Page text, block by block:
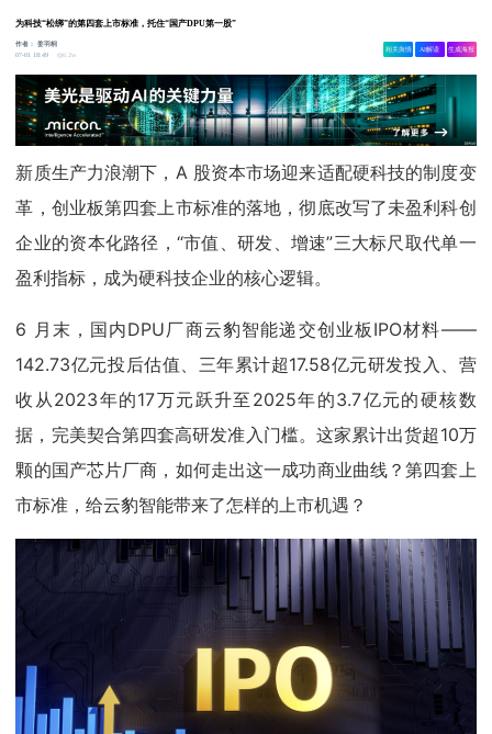
为科技“松绑”的第四套上市标准，托住“国产DPU第一股”
作者：姜羽桐
07-01 18:49
6.2w
相关舆情 AI解读 生成海报
新质生产力浪潮下，A 股资本市场迎来适配硬科技的制度变
革，创业板第四套上市标准的落地，彻底改写了未盈利科创
企业的资本化路径，“市值、研发、增速”三大标尺取代单一
盈利指标，成为硬科技企业的核心逻辑。
6 月末，国内DPU厂商云豹智能递交创业板IPO材料——
142.73亿元投后估值、三年累计超17.58亿元研发投入、营
收从2023年的17万元跃升至2025年的3.7亿元的硬核数
据，完美契合第四套高研发准入门槛。这家累计出货超10万
颗的国产芯片厂商，如何走出这一成功商业曲线？第四套上
市标准，给云豹智能带来了怎样的上市机遇？